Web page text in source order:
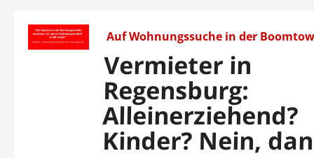
Auf Wohnungssuche in der
Vermieter in
Regensburg:
Alleinerziehend?
Kinder? Nein,